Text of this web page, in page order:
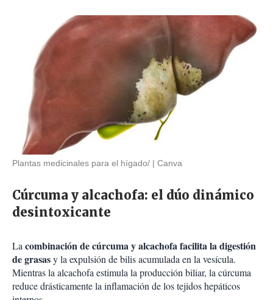
Plantas medicinales para el hígado/ Canva
Cúrcuma y alcachofa: el dúo dinámico
desintoxicante
Lacombinación de cúrcuma y alcachofa facilita la digestión
de grasasy la expulsión de bilis acumulada en la vesícula.
Mientras la alcachofa estimula la producción biliar, la cúrcuma
reduce drásticamente la inflamación de los tejidos hepáticos